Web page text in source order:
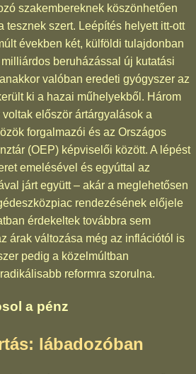
szakembereknek köszönhetően
tesznek szert. Leépítés helyett itt-ott
években két, külföldi tulajdonban
beruházással új kutatási
valóban eredeti gyógyszer az
ki a hazai műhelyekből. Három
először ártárgyalások a
forgalmazói és az Országos
(OEP) képviselői között. A lépést
emelésével és egyúttal az
járt együtt – akár a meglehetősen
rendezésének előjele
érdekeltek továbbra sem
árak változása még az inflációtól is
pedig a közelmúltban
reformra szorulna.
a pénz
lábadozóban